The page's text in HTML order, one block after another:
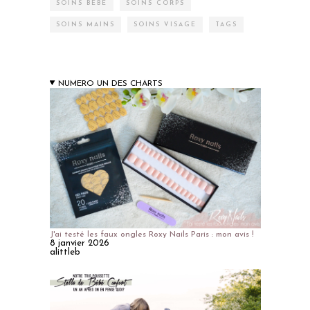
SOINS BÉBÉ SOINS CORPS
SOINS MAINS SOINS VISAGE TAGS
NUMERO UN DES CHARTS
J'ai testé les faux ongles Roxy Nails Paris : mon avis !
8 janvier 2026
alittleb